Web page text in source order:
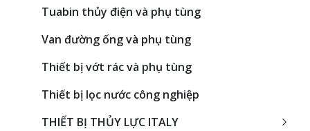
Tuabin thủy điện và phụ tùng
Van đường ống và phụ tùng
Thiết bị vớt rác và phụ tùng
Thiết bị lọc nước công nghiệp
THIẾT BỊ THỦY LỰC ITALY